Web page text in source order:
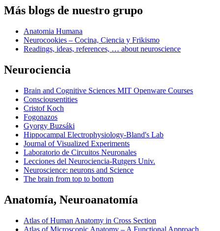
Más blogs de nuestro grupo
Anatomia Humana
Neurocookies – Cocina, Ciencia y Frikismo
Readings, ideas, references, … about neuroscience
Neurociencia
Brain and Cognitive Sciences MIT Openware Courses
Consciousentities
Cristof Koch
Fogonazos
Gyorgy Buzsáki
Hippocampal Electrophysiology-Bland's Lab
Journal of Visualized Experiments
Laboratorio de Circuitos Neuronales
Lecciones del Neurociencia-Rutgers Univ.
Neuroscience: neurons and Science
The brain from top to bottom
Anatomía, Neuroanatomía
Atlas of Human Anatomy in Cross Section
Atlas of Microscopic Anatomy – A Functional Approach